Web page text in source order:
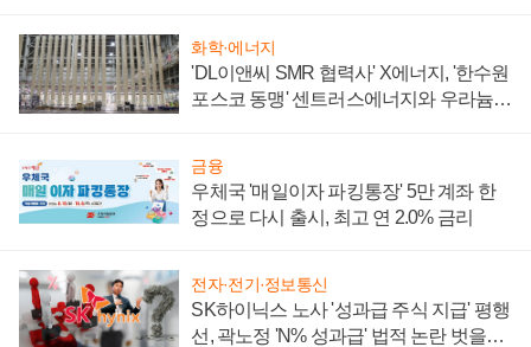
화학·에너지
'DL이앤씨 SMR 협력사' X에너지, '한수원
포스코 동맹' 센트러스에너지와 우라늄
금융
우체국 '매일이자 파킹통장' 5만 계좌 한
정으로 다시 출시, 최고 연 2.0% 금리
전자·전기·정보통신
SK하이닉스 노사 '성과급 주식 지급' 평행
선, 곽노정 'N% 성과급' 법적 논란 벗을지